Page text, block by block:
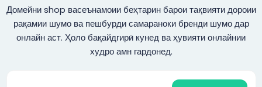
Домейни shop васеънамоии беҳтарин барои тақвияти дороии
рақамии шумо ва пешбурди самараноки бренди шумо дар
онлайн аст. Ҳоло бақайдгирӣ кунед ва ҳувияти онлайнии
худро амн гардонед.